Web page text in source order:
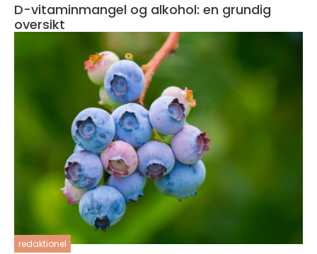
D-vitaminmangel og alkohol: en grundig
oversikt
redaktionel